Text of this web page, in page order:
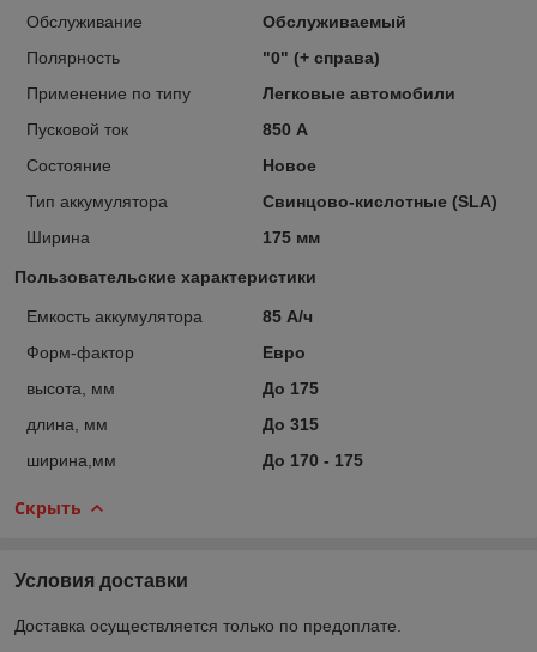
Обслуживание
Обслуживаемый
Полярность
"0" (+ справа)
Применение по типу
Легковые автомобили
Пусковой ток
850 А
Состояние
Новое
Тип аккумулятора
Свинцово-кислотные (SLA)
Ширина
175 мм
Пользовательские характеристики
Емкость аккумулятора
85 А/ч
Форм-фактор
Евро
высота, мм
До 175
длина, мм
До 315
ширина,мм
До 170 - 175
Скрыть
Условия доставки
Доставка осуществляется только по предоплате.